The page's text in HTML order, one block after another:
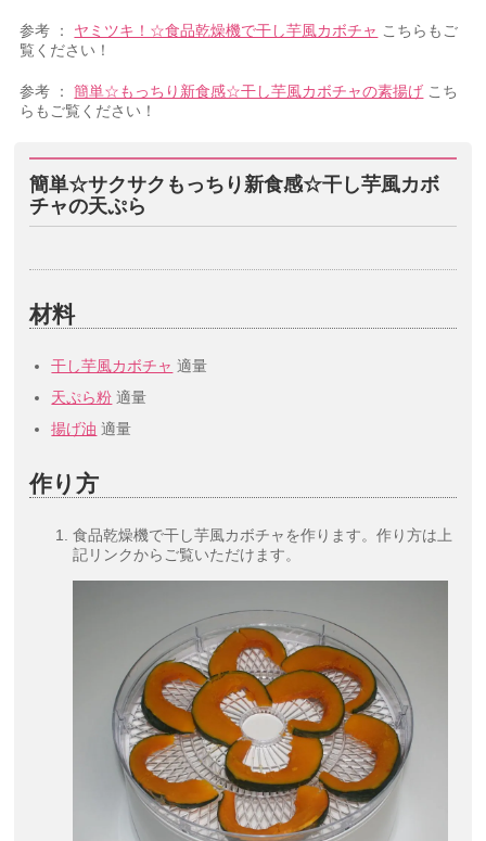
参考 ： ヤミツキ！☆食品乾燥機で干し芋風カボチャ こちらもご
覧ください！
参考 ：簡単☆もっちり新食感☆干し芋風カボチャの素揚げ こち
らもご覧ください！
簡単☆サクサクもっちり新食感☆干し芋風カボ
チャの天ぷら
材料
干し芋風カボチャ 適量
天ぷら粉 適量
揚げ油 適量
作り方
食品乾燥機で干し芋風カボチャを作ります。作り方は上
記リンクからご覧いただけます。